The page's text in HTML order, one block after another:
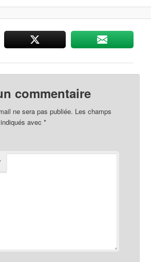
commentaire
ne sera pas publiée. Les champs
avec*